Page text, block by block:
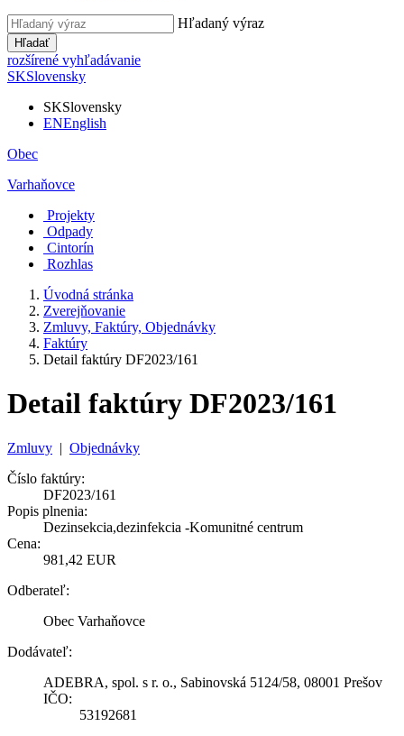
Hľadaný výraz
Hľadať
rozšírené vyhľadávanie
SKSlovensky
SKSlovensky
ENEnglish
Obec
Varhaňovce
Projekty
Odpady
Cintorín
Rozhlas
Úvodná stránka
Zverejňovanie
Zmluvy, Faktúry, Objednávky
Faktúry
Detail faktúry DF2023/161
Detail faktúry DF2023/161
Zmluvy | Objednávky
Číslo faktúry:
DF2023/161
Popis plnenia:
Dezinsekcia,dezinfekcia -Komunitné centrum
Cena:
981,42 EUR
Odberateľ:
Obec Varhaňovce
Dodávateľ:
ADEBRA, spol. s r. o., Sabinovská 5124/58, 08001 Prešov
IČO:
53192681